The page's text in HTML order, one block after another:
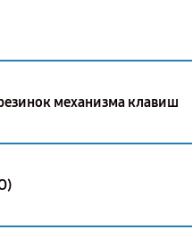
механизма клавиш